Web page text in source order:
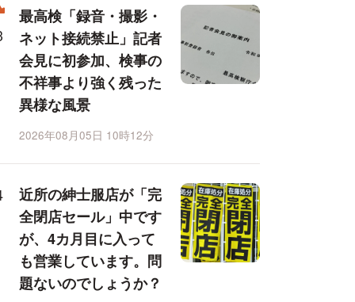
最高検「録音・撮影・
ネット接続禁止」記者
会見に初参加、検事の
不祥事より強く残った
異様な風景
2026年08月05日 10時12分
近所の紳士服店が「完
全閉店セール」中です
が、4カ月目に入って
も営業しています。問
題ないのでしょうか？